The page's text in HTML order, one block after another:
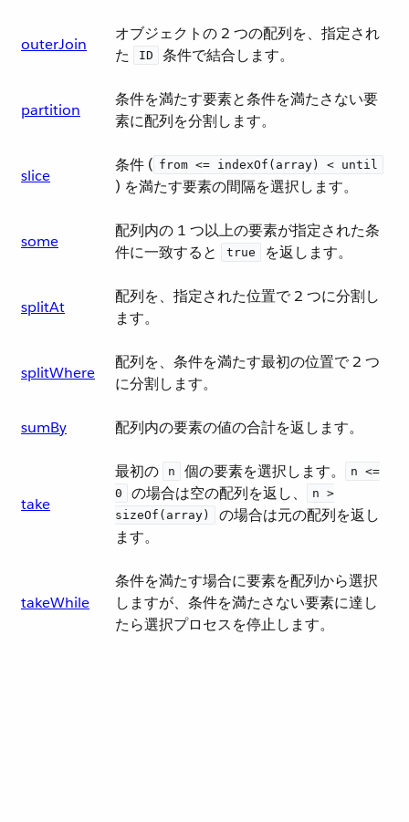
outerJoin
オブジェクトの 2 つの配列を、指定され
た ​
ID ​ 条件で結合します。
partition
条件を満たす要素と条件を満たさない要
素に配列を分割します。
slice
条件 (​ from <= indexOf(array) < until
) を満たす要素の間隔を選択します。
some
配列内の 1 つ以上の要素が指定された条
件に一致すると ​
true ​ を返します。
splitAt
配列を、指定された位置で 2 つに分割し
ます。
splitWhere
配列を、条件を満たす最初の位置で 2 つ
に分割します。
sumBy 配列内の要素の値の合計を返します。
take
最初の ​ n ​ 個の要素を選択します。​
n <=
0
​ の場合は空の配列を返し、​
n >
sizeOf(array)
​ の場合は元の配列を返し
ます。
takeWhile
条件を満たす場合に要素を配列から選択
しますが、条件を満たさない要素に達し
たら選択プロセスを停止します。